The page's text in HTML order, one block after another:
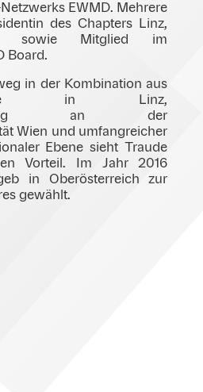
EWMD. Mehrere
des Chapters Linz,
sowie Mitglied im
Board.
in der Kombination aus
Lehre in Linz,
an der
Wien und umfangreicher
Ebene sieht Traude
Vorteil. Im Jahr 2016
in Oberösterreich zur
gewählt.